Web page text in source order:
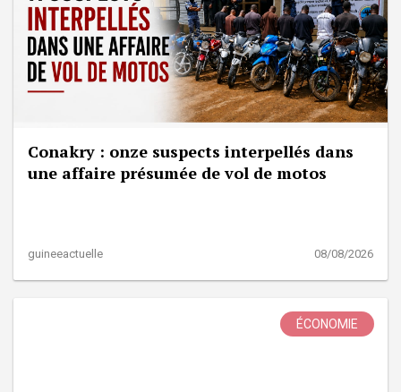
Conakry : onze suspects interpellés dans
une affaire présumée de vol de motos
guineeactuelle 08/08/2026
ÉCONOMIE